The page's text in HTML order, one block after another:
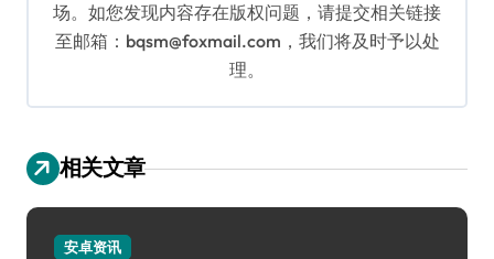
场。如您发现内容存在版权问题，请提交相关链接
至邮箱：bqsm@foxmail.com，我们将及时予以处
理。
相关文章
安卓资讯